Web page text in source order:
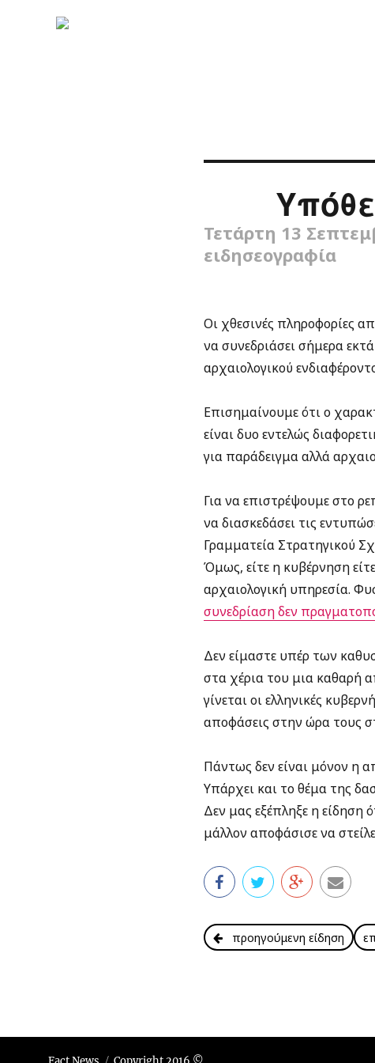
Τετάρτη 13
ειδησεογραφία
Οι χθεσινές πληροφορίες
να συνεδριάσει σήμερα
αρχαιολογικού
Επισημαίνουμε ότι ο
είναι δυο εντελώς
για παράδειγμα αλλά
Για να επιστρέψουμε στο
να διασκεδάσει τις
Γραμματεία Στρατηγικού
Όμως, είτε η κυβέρνηση
αρχαιολογική υπηρεσία.
συνεδρίαση δεν
Δεν είμαστε υπέρ των
στα χέρια του μια καθαρή
γίνεται οι ελληνικές
αποφάσεις στην ώρα τους
Πάντως δεν είναι μόνον η
Υπάρχει και το θέμα της
Δεν μας εξέπληξε η είδηση
μάλλον αποφάσισε να
προηγούμενη είδηση